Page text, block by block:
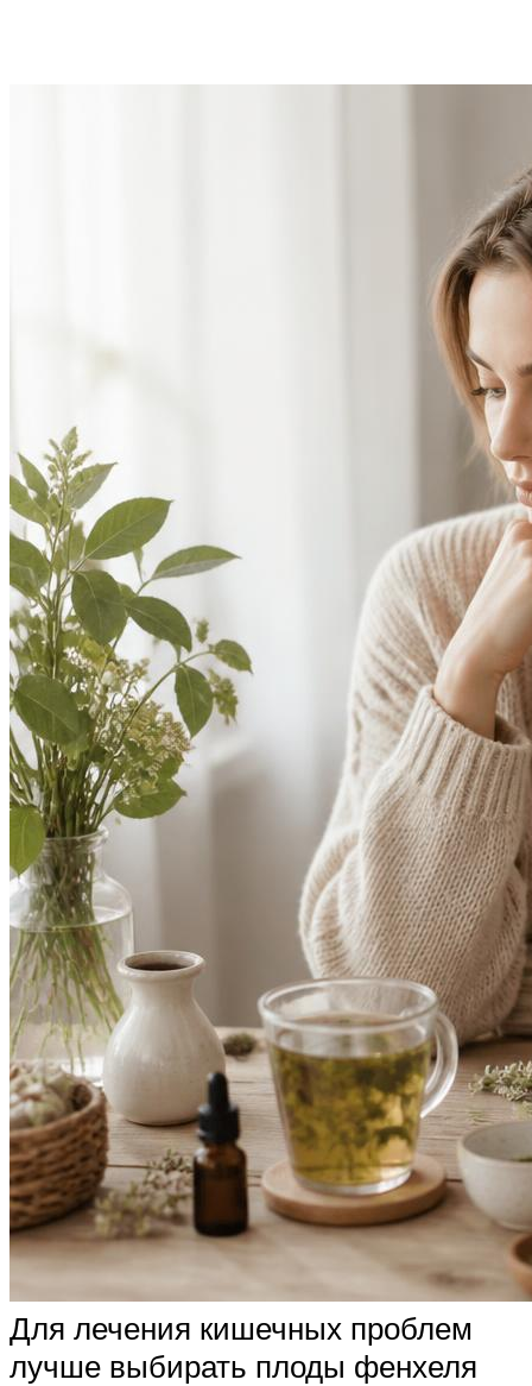
Для лечения кишечных проблем
лучше выбирать плоды фенхеля